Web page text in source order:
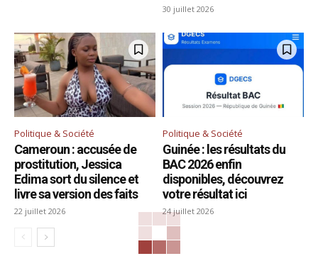
30 juillet 2026
Politique & Société
Cameroun : accusée de
prostitution, Jessica
Edima sort du silence et
livre sa version des faits
22 juillet 2026
Politique & Société
Guinée : les résultats du
BAC 2026 enfin
disponibles, découvrez
votre résultat ici
24 juillet 2026